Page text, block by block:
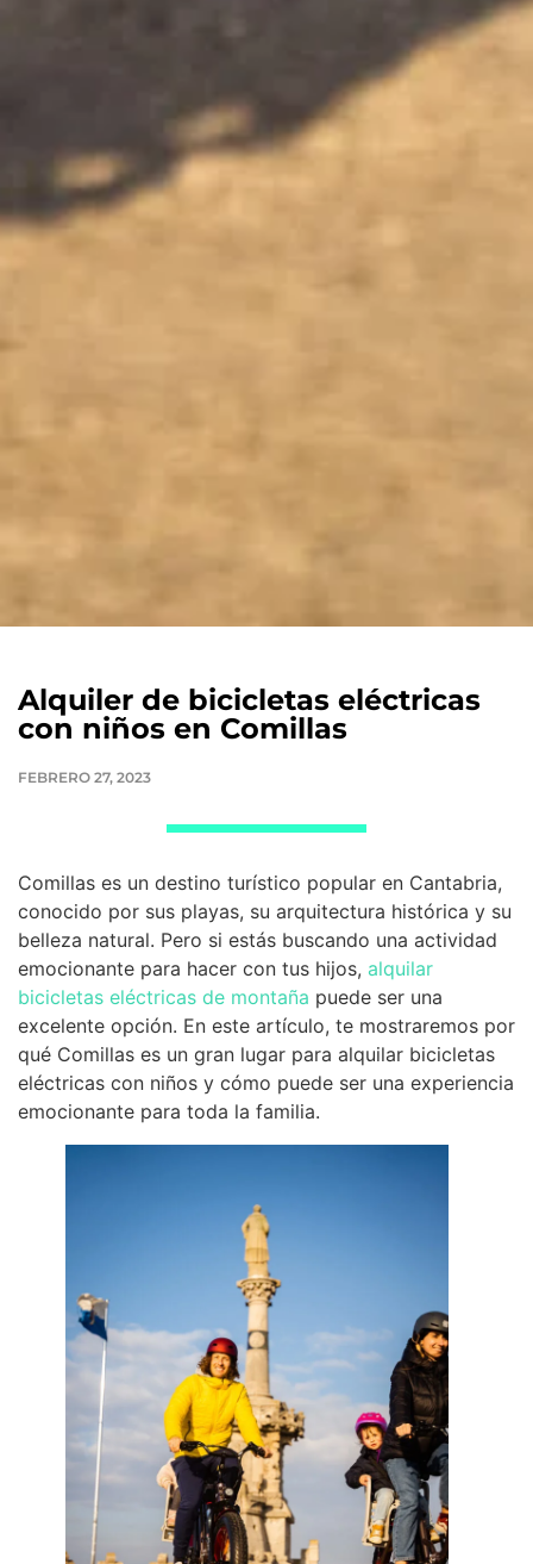
Alquiler de bicicletas eléctricas
con niños en Comillas
FEBRERO 27, 2023
Comillas es un destino turístico popular en Cantabria,
conocido por sus playas, su arquitectura histórica y su
belleza natural. Pero si estás buscando una actividad
emocionante para hacer con tus hijos, alquilar
bicicletas eléctricas de montaña puede ser una
excelente opción. En este artículo, te mostraremos por
qué Comillas es un gran lugar para alquilar bicicletas
eléctricas con niños y cómo puede ser una experiencia
emocionante para toda la familia.